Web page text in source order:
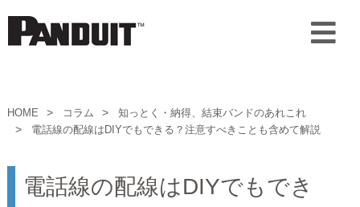
HOME コラム
知っとく・納得、結束バンドのあれこれ
電話線の配線はDIYでもできる？注意すべきことも含めて解説
電話線の配線はDIYでもでき